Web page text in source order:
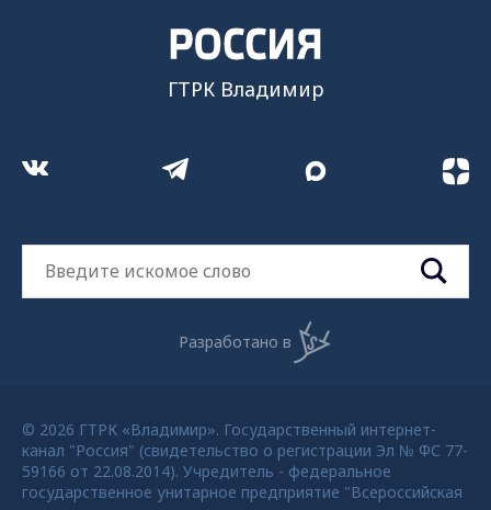
ГТРК Владимир
Разработано в
© 2026 ГТРК «Владимир». Государственный интернет-
канал "Россия" (свидетельство о регистрации Эл № ФС 77-
59166 от 22.08.2014). Учредитель - федеральное
государственное унитарное предприятие "Всероссийская